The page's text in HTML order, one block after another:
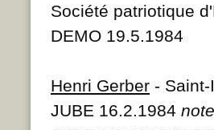
Société patriotique
DEMO 19.5.1984
Henri Gerber -
JUBE 16.2.1984